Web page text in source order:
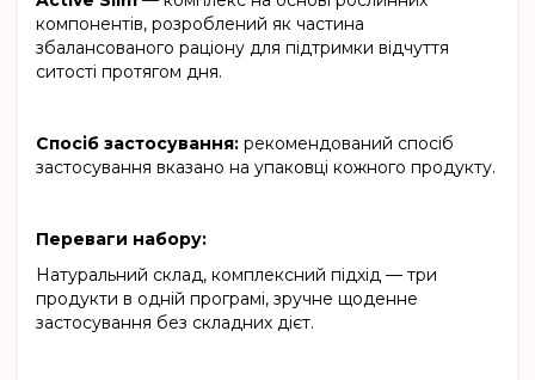
компонентів, розроблений як частина
збалансованого раціону для підтримки відчуття
ситості протягом дня.
Спосіб застосування: рекомендований спосіб
застосування вказано на упаковці кожного продукту.
Переваги набору:
Натуральний склад, комплексний підхід — три
продукти в одній програмі, зручне щоденне
застосування без складних дієт.